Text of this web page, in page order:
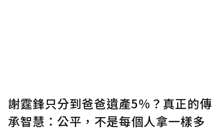
謝霆鋒只分到爸爸遺產5%？真正的傳
承智慧：公平，不是每個人拿一樣多